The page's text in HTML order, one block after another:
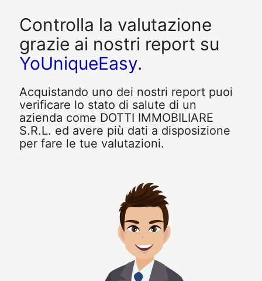
Controlla la valutazione
grazie ai nostri report su
YoUniqueEasy.
Acquistando uno dei nostri report puoi
verificare lo stato di salute di un
azienda come DOTTI IMMOBILIARE
S.R.L. ed avere più dati a disposizione
per fare le tue valutazioni.